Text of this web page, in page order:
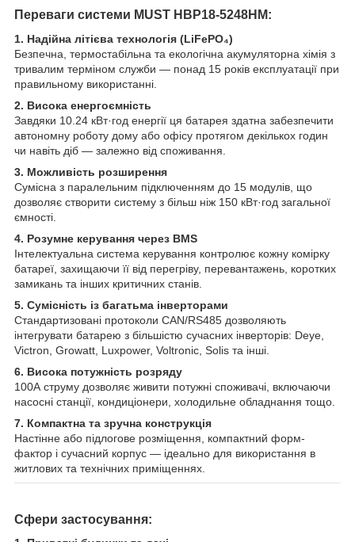
Переваги системи MUST HBP18-5248HM:
1. Надійна літієва технологія (LiFePO₄)
Безпечна, термостабільна та екологічна акумуляторна хімія з
тривалим терміном служби — понад 15 років експлуатації при
правильному використанні.
2. Висока енергоємність
Завдяки 10.24 кВт·год енергії ця батарея здатна забезпечити
автономну роботу дому або офісу протягом декількох годин
чи навіть діб — залежно від споживання.
3. Можливість розширення
Сумісна з паралельним підключенням до 15 модулів, що
дозволяє створити систему з більш ніж 150 кВт·год загальної
ємності.
4. Розумне керування через BMS
Інтелектуальна система керування контролює кожну комірку
батареї, захищаючи її від перегріву, перевантажень, коротких
замикань та інших критичних станів.
5. Сумісність із багатьма інверторами
Стандартизовані протоколи CAN/RS485 дозволяють
інтегрувати батарею з більшістю сучасних інверторів: Deye,
Victron, Growatt, Luxpower, Voltronic, Solis та інші.
6. Висока потужність розряду
100А струму дозволяє живити потужні споживачі, включаючи
насосні станції, кондиціонери, холодильне обладнання тощо.
7. Компактна та зручна конструкція
Настінне або підлогове розміщення, компактний форм-
фактор і сучасний корпус — ідеально для використання в
житлових та технічних приміщеннях.
Сфери застосування: